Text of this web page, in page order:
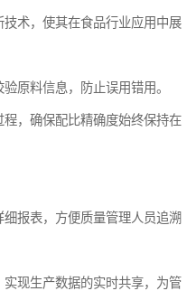
术，使其在食品行业应用中展
原料信息，防止误用错用。
，确保配比精确度始终保持在
报表，方便质量管理人员追溯
现生产数据的实时共享，为管